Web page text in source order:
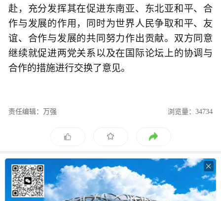
赴，充分发挥其在促进东南亚、东北亚和平、合
作与发展的作用，同时为世界人民争取和平、友
谊、合作与发展的共同努力作出贡献。双方同意
继续就促进两党关系以及在国际论坛上的协调与
合作的措施进行交换了意见。
责任编辑：万强 浏览量：34734
